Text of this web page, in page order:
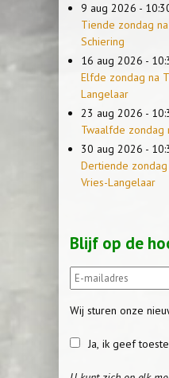
9 aug 2026 -
Tiende zondag
Schiering
16 aug 2026 -
Elfde zondag na
Langelaar
23 aug 2026 -
Twaalfde zondag
30 aug 2026 -
Dertiende
Vries-Langelaar
Blijf op de
Wij sturen onze
Ja, ik geef